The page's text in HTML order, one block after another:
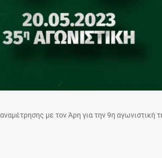
με τον Άρη για την 9η αγωνιστική